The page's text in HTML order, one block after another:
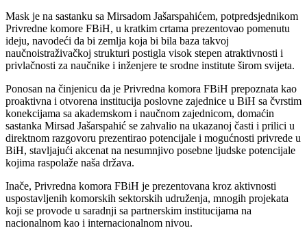
Mask je na sastanku sa Mirsadom Jašarspahićem, potpredsjednikom
Privredne komore FBiH, u kratkim crtama prezentovao pomenutu
ideju, navodeći da bi zemlja koja bi bila baza takvoj
naučnoistraživačkoj strukturi postigla visok stepen atraktivnosti i
privlačnosti za naučnike i inženjere te srodne institute širom svijeta.
Ponosan na činjenicu da je Privredna komora FBiH prepoznata kao
proaktivna i otvorena institucija poslovne zajednice u BiH sa čvrstim
konekcijama sa akademskom i naučnom zajednicom, domaćin
sastanka Mirsad Jašarspahić se zahvalio na ukazanoj časti i prilici u
direktnom razgovoru prezentirao potencijale i mogućnosti privrede u
BiH, stavljajući akcenat na nesumnjivo posebne ljudske potencijale
kojima raspolaže naša država.
Inače, Privredna komora FBiH je prezentovana kroz aktivnosti
uspostavljenih komorskih sektorskih udruženja, mnogih projekata
koji se provode u saradnji sa partnerskim institucijama na
nacionalnom kao i internacionalnom nivou.